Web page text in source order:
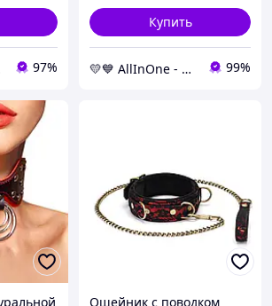
97%
Купить
💛💙 AllInOne - находи все необходимое в одном магазине! 99%
Ошейник с поводком